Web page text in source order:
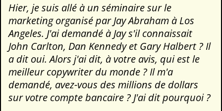
Hier, je suis allé à un séminaire sur le
marketing organisé par Jay Abraham à Los
Angeles. J'ai demandé à Jay s'il connaissait
John Carlton, Dan Kennedy et Gary Halbert ? Il
a dit oui. Alors j'ai dit, à votre avis, qui est le
meilleur copywriter du monde ? Il m'a
demandé, avez-vous des millions de dollars
sur votre compte bancaire ? J'ai dit pourquoi ?